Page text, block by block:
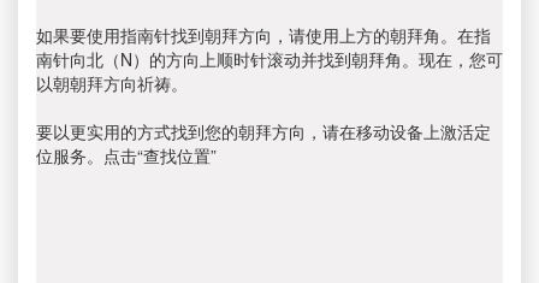
如果要使用指南针找到朝拜方向，请使用上方的朝拜角。在指
南针向北（N）的方向上顺时针滚动并找到朝拜角。现在，您可
以朝朝拜方向祈祷。
要以更实用的方式找到您的朝拜方向，请在移动设备上激活定
位服务。点击“查找位置”